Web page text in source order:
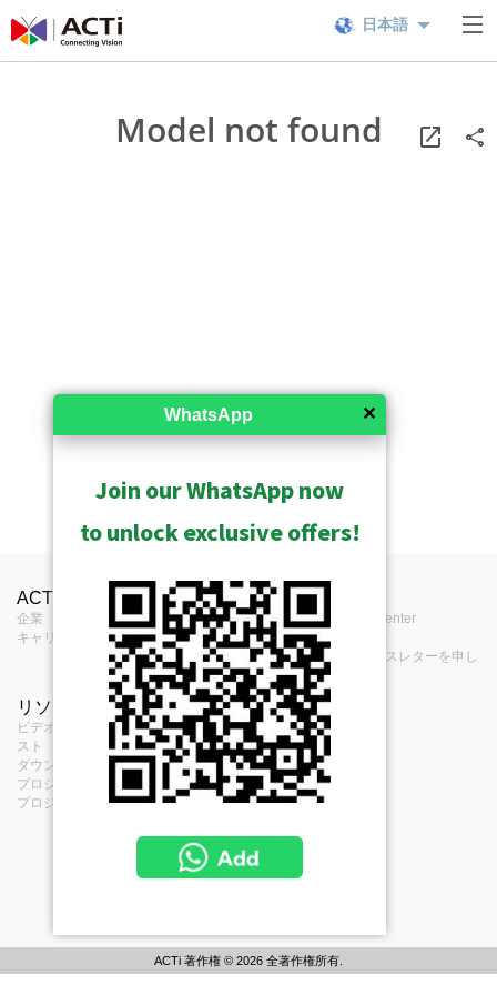
日本語
Model not found
ACTiについて
企業
キャリア
お問合せ
お問合せ
購入場所
フィードバック
Press Center
イベント
eニュースレターを申し
リソース
ビデオクリップとプレイリ
スト
ダウンロード・センター
プロジェクト・プランナー
プロジェクトの参考文献
項目
サービス項目
個人情報保護方針
クッキー・ポリシ
ー
ACTi 著作権 © 2026 全著作権所有.
✕
WhatsApp
Join our WhatsApp now
to unlock exclusive offers!